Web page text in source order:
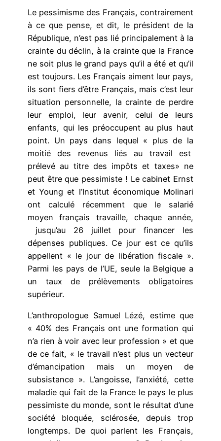
Le pessimisme des Français, contrairement
à ce que pense, et dit, le président de la
République, n’est pas lié principalement à la
crainte du déclin, à la crainte que la France
ne soit plus le grand pays qu’il a été et qu’il
est toujours. Les Français aiment leur pays,
ils sont fiers d’être Français, mais c’est leur
situation personnelle, la crainte de perdre
leur emploi, leur avenir, celui de leurs
enfants, qui les préoccupent au plus haut
point. Un pays dans lequel « plus de la
moitié des revenus liés au travail est
prélevé au titre des impôts et taxes» ne
peut être que pessimiste ! Le cabinet Ernst
et Young et l’Institut économique Molinari
ont calculé récemment que
le salarié
moyen français travaille, chaque année,
jusqu’au 26 juillet pour financer les
dépenses publiques. Ce jour est ce qu’ils
appellent « le jour de libération fiscale ».
Parmi les pays de l’UE, seule la Belgique a
un taux de prélèvements obligatoires
supérieur.
L’anthropologue Samuel Lézé, estime que
« 40% des Français ont une formation qui
n’a rien à voir avec leur profession » et que
de ce fait, « le travail n’est plus un vecteur
d’émancipation mais un moyen de
subsistance ». L’angoisse, l’anxiété, cette
maladie qui fait de la France le pays le plus
pessimiste du monde, sont le résultat d’une
société bloquée, sclérosée, depuis trop
longtemps. De quoi parlent les Français,